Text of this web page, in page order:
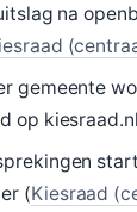
na
gemeente
op
(Kiesraad